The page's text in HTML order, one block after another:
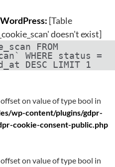
[Table
doesn't exist]
FROM
WHERE status =
DESC LIMIT 1
on value of type bool in
wp-content/plugins/gdpr-
cookie-consent-public.php
on value of type bool in